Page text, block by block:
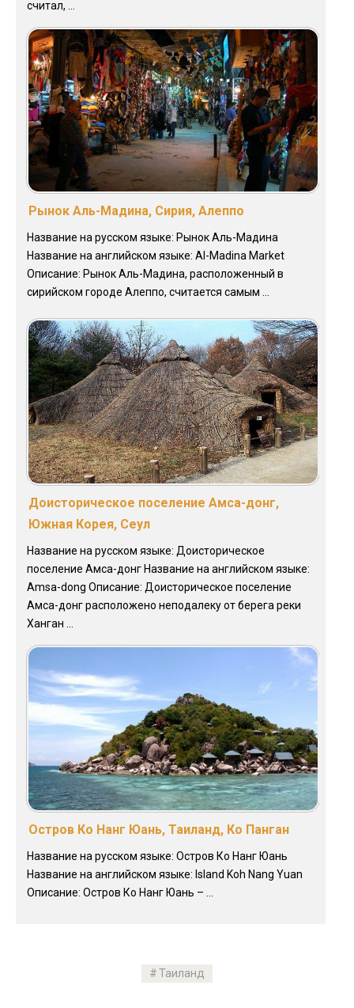
считал, ...
Рынок Аль-Мадина, Сирия, Алеппо
Название на русском языке: Рынок Аль-Мадина
Название на английском языке: Al-Madina Market
Описание: Рынок Аль-Мадина, расположенный в
сирийском городе Алеппо, считается самым ...
Доисторическое поселение Амса-донг,
Южная Корея, Сеул
Название на русском языке: Доисторическое
поселение Амса-донг Название на английском языке:
Amsa-dong Описание: Доисторическое поселение
Амса-донг расположено неподалеку от берега реки
Ханган ...
Остров Ко Нанг Юань, Таиланд, Ко Панган
Название на русском языке: Остров Ко Нанг Юань
Название на английском языке: Island Koh Nang Yuan
Описание: Остров Ко Нанг Юань – ...
Таиланд